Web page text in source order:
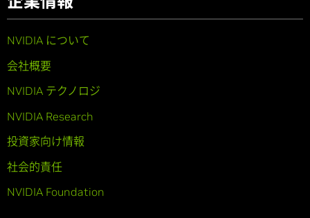
NVIDIA について
会社概要
NVIDIA テクノロジ
NVIDIA Research
投資家向け情報
社会的責任
NVIDIA Foundation